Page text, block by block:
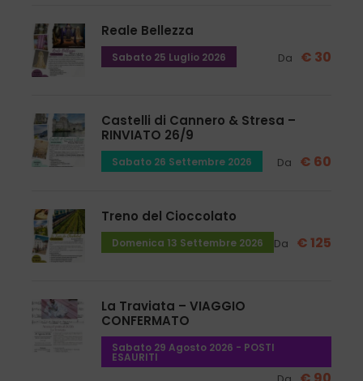
Reale Bellezza
Sabato 25 Luglio 2026 Da € 30
Castelli di Cannero & Stresa –
RINVIATO 26/9
Sabato 26 Settembre 2026 Da € 60
Treno del Cioccolato
Domenica 13 Settembre 2026 Da € 125
La Traviata – VIAGGIO
CONFERMATO
Sabato 29 Agosto 2026 - POSTI
ESAURITI
Punti di incontro
Terrazza Movicentro stazione ferroviaria di Ivrea
La tariffa non include il trasferimento da /
per Ivrea che deve essere organizzata
presenti in questa pagina oppure contattaci
direttamente in ufficio:
KUBABA VIAGGI srl
Via Marconi, 1